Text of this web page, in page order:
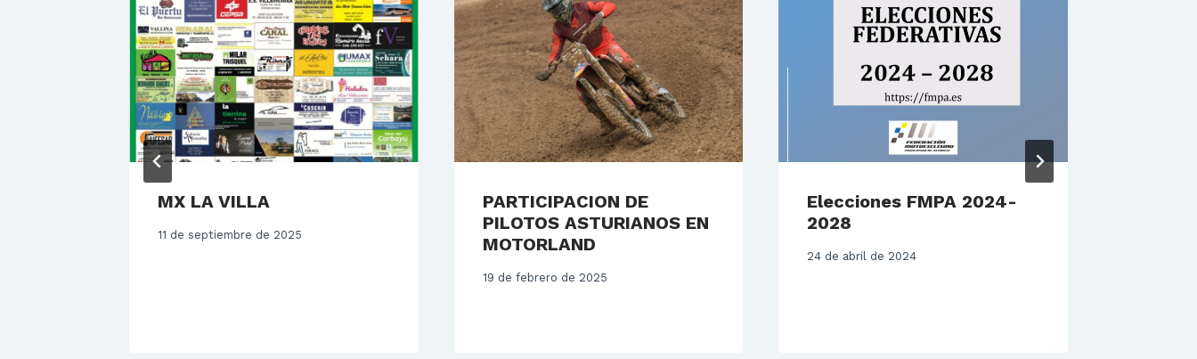
MX LA VILLA
11 de septiembre de 2025
PARTICIPACION DE
PILOTOS ASTURIANOS EN
MOTORLAND
19 de febrero de 2025
Elecciones FMPA 2024-
2028
24 de abril de 2024